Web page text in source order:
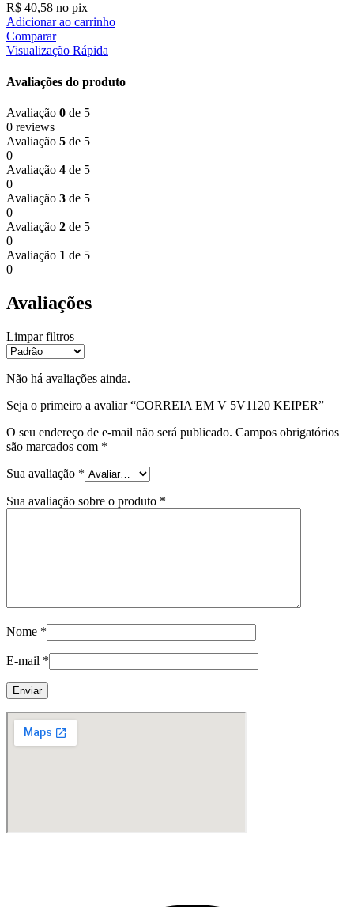
R$ 40,58 no pix
Adicionar ao carrinho
Comparar
Visualização Rápida
Avaliações do produto
Avaliação 0 de 5
0 reviews
Avaliação 5 de 5
0
Avaliação 4 de 5
0
Avaliação 3 de 5
0
Avaliação 2 de 5
0
Avaliação 1 de 5
0
Avaliações
Limpar filtros
Não há avaliações ainda.
Seja o primeiro a avaliar “CORREIA EM V 5V1120 KEIPER”
O seu endereço de e-mail não será publicado. Campos obrigatórios
são marcados com *
Sua avaliação *
Sua avaliação sobre o produto *
Nome *
E-mail *